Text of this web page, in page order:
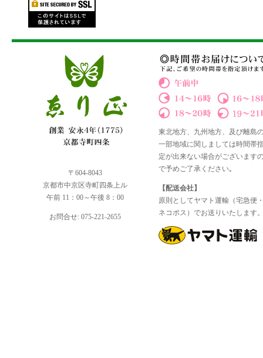
〒604-8043
京都市中京区寺町四条上ル
午前 11：00～午後 8：00
お問合せ: 075-221-2655
東北地方、九州地方、及び離島
一部地域に関しましては時間帯
定が出来ない場合がございます
で予めご了承ください｡
【配送会社】
原則としてヤマト運輸（宅急便
ネコポス）でお送りいたします